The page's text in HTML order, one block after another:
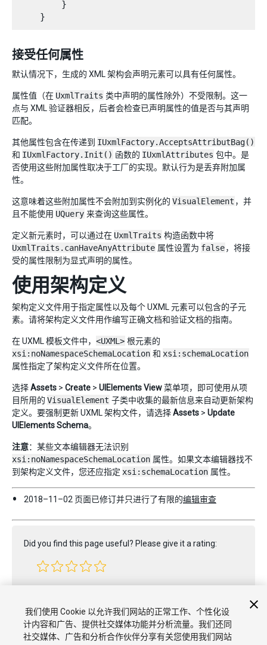
        }
接受任何属性
默认情况下，生成的 XML 架构会声明元素可以具有任何属性。
属性值（在 UxmlTraits 类中声明的属性除外）不受限制。这一
点与 XML 验证器相反，后者会检查已声明属性的值是否与其声明
匹配。
其他属性包含在传递到 IUxmlFactory.AcceptsAttributBag()
和 IUxmlFactory.Init() 函数的 IUxmlAttributes 包中。是
否使用这些附加属性取决于工厂的实现。默认行为是丢弃附加属
性。
这意味着这些附加属性不会附加到实例化的 VisualElement ，并
且不能使用 UQuery 来查询这些属性。
定义新元素时，可以通过在 UxmlTraits 构造函数中将
UxmlTraits.canHaveAnyAttribute 属性设置为 false，将接
受的属性限制为显式声明的属性。
使用架构定义
架构定义文件用于指定属性以及每个 UXML 元素可以包含的子元
素。请将架构定义文件用作编写正确文档和验证文档的指南。
在 UXML 模板文件中， <UXML> 根元素的
xsi:noNamespaceSchemaLocation 和 xsi:schemaLocation
属性指定了架构定义文件所在位置。
选择Assets > Create > UIElements View菜单项，即可使用从项
目所用的 VisualElement 子类中收集的最新信息来自动更新架构
定义。要强制更新 UXML 架构文件，请选择Assets > Update
UIElements Schema。
注意：某些文本编辑器无法识别
xsi:noNamespaceSchemaLocation 属性。如果文本编辑器找不
到架构定义文件，您还应指定 xsi:schemaLocation 属性。
2018–11–02 页面已修订并只进行了有限的编辑审查
Did you find this page useful? Please give it a rating:
我们使用 Cookie 以允许我们网站的正常工作、个性化设
计内容和广告、提供社交媒体功能并分析流量。我们还同
社交媒体、广告和分析合作伙伴分享有关您使用我们网站